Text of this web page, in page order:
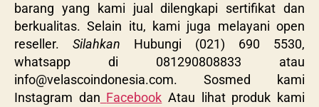
barang yang kami jual dilengkapi sertifikat dan
berkualitas. Selain itu, kami juga melayani open
reseller. Silahkan Hubungi (021) 690 5530,
whatsapp di 081290808833 atau
info@velascoindonesia.com. Sosmed kami
Instagram dan Facebook Atau lihat produk kami